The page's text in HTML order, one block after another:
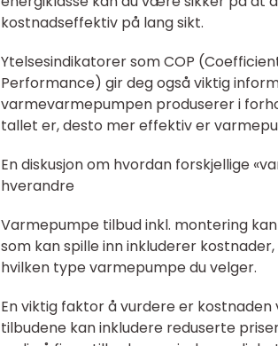
kostnadseffektiv på lang sikt.
Ytelsesindikatorer som COP
Performance) gir deg også viktig
varmevarmepumpen produserer i
tallet er, desto mer effektiv er
En diskusjon om hvordan forskjellige
hverandre
Varmepumpe tilbud inkl. montering
som kan spille inn inkluderer
hvilken type varmepumpe du velger.
En viktig faktor å vurdere er
tilbudene kan inkludere reduserte